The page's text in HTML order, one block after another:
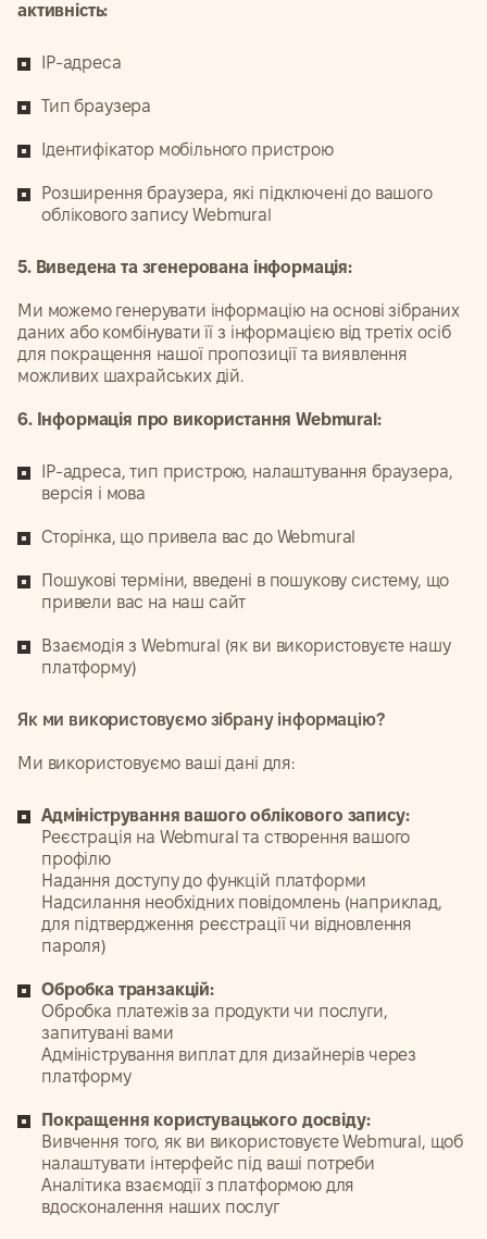
активність:
IP-адреса
Тип браузера
Ідентифікатор мобільного пристрою
Розширення браузера, які підключені до вашого
облікового запису Webmural
5. Виведена та згенерована інформація:
Ми можемо генерувати інформацію на основі зібраних
даних або комбінувати її з інформацією від третіх осіб
для покращення нашої пропозиції та виявлення
можливих шахрайських дій.
6. Інформація про використання Webmural:
IP-адреса, тип пристрою, налаштування браузера,
версія і мова
Сторінка, що привела вас до Webmural
Пошукові терміни, введені в пошукову систему, що
привели вас на наш сайт
Взаємодія з Webmural (як ви використовуєте нашу
платформу)
Як ми використовуємо зібрану інформацію?
Ми використовуємо ваші дані для:
Адміністрування вашого облікового запису:
Реєстрація на Webmural та створення вашого
профілю
Надання доступу до функцій платформи
Надсилання необхідних повідомлень (наприклад,
для підтвердження реєстрації чи відновлення
пароля)
Обробка транзакцій:
Обробка платежів за продукти чи послуги,
запитувані вами
Адміністрування виплат для дизайнерів через
платформу
Покращення користувацького досвіду:
Вивчення того, як ви використовуєте Webmural, щоб
налаштувати інтерфейс під ваші потреби
Аналітика взаємодії з платформою для
вдосконалення наших послуг